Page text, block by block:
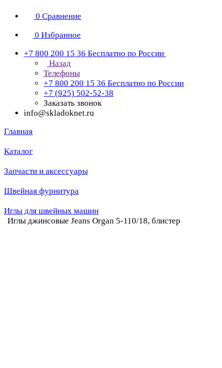
0 Сравнение
0 Избранное
+7 800 200 15 36 Бесплатно по России
Назад
Телефоны
+7 800 200 15 36 Бесплатно по России
+7 (925) 502-52-38
Заказать звонок
info@skladoknet.ru
Главная
Каталог
Запчасти и аксессуары
Швейная фурнитура
Иглы для швейных машин
Иглы джинсовые Jeans Organ 5-110/18, блистер